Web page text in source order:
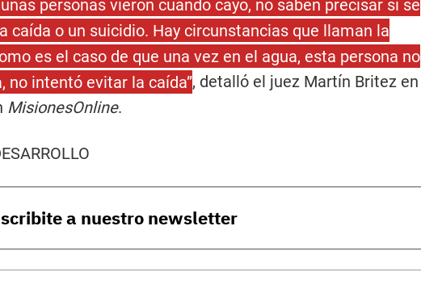
personas vieron cuando cayó, no saben precisar si se
caída o un suicidio. Hay circunstancias que llaman la
es el caso de que una vez en el agua, esta persona no
no intentó evitar la caída”, detalló el juez Martín Britez en
MisionesOnline.
a nuestro newsletter